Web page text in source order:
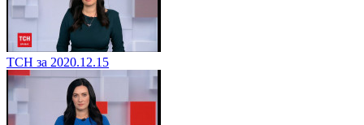
ТСН за 2020.12.15